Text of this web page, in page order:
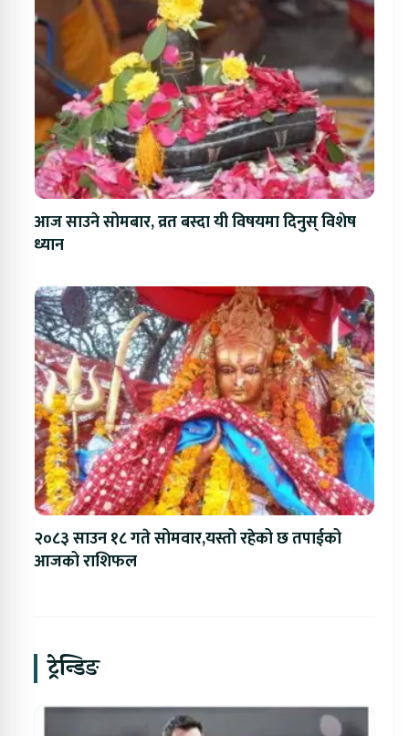
आज साउने सोमबार, व्रत बस्दा यी विषयमा दिनुस् विशेष
ध्यान
२०८३ साउन १८ गते सोमवार,यस्तो रहेको छ तपाईको
आजको राशिफल
ट्रेन्डिङ